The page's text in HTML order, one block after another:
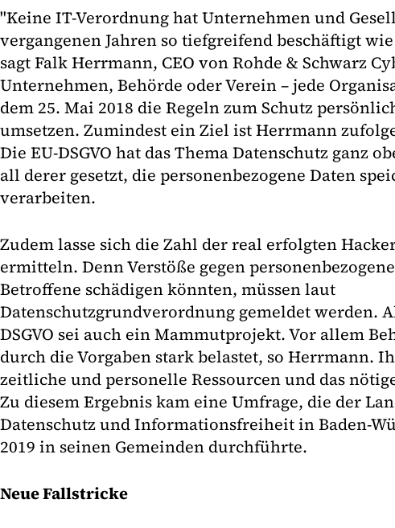
"Keine IT-Verordnung hat Unternehmen und
vergangenen Jahren so tiefgreifend beschäftigt wie
sagt Falk Herrmann, CEO von Rohde & Schwarz
Unternehmen, Behörde oder Verein – jede
dem 25. Mai 2018 die Regeln zum Schutz
umsetzen. Zumindest ein Ziel ist Herrmann
Die EU-DSGVO hat das Thema Datenschutz ganz
all derer gesetzt, die personenbezogene Daten
verarbeiten.
Zudem lasse sich die Zahl der real erfolgten
ermitteln. Denn Verstöße gegen
Betroffene schädigen könnten, müssen laut
Datenschutzgrundverordnung gemeldet werden.
DSGVO sei auch ein Mammutprojekt. Vor allem
durch die Vorgaben stark belastet, so Herrmann.
zeitliche und personelle Ressourcen und das
Zu diesem Ergebnis kam eine Umfrage, die der
Datenschutz und Informationsfreiheit in Baden-
2019 in seinen Gemeinden durchführte.
Neue Fallstricke